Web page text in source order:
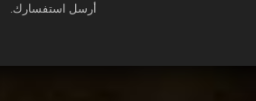
أرسل استفسارك.